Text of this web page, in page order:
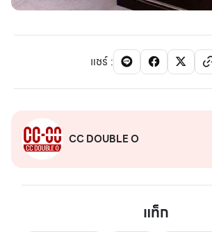
แชร์:
CC DOUBLE O
แท็ก